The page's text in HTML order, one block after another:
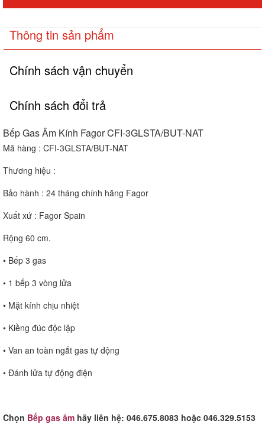
Thông tin sản phẩm
Chính sách vận chuyển
Chính sách đổi trả
Bếp Gas Âm Kính Fagor CFI-3GLSTA/BUT-NAT
Mã hàng : CFI-3GLSTA/BUT-NAT
Thương hiệu :
Bảo hành : 24 tháng chính hãng Fagor
Xuất xứ : Fagor Spain
Rộng 60 cm.
• Bếp 3 gas
• 1 bếp 3 vòng lửa
• Mặt kính chịu nhiệt
• Kiềng đúc độc lập
• Van an toàn ngắt gas tự động
• Ðánh lửa tự động điện
Chọn Bếp gas âm hãy liên hệ: 046.675.8083 hoặc 046.329.5153